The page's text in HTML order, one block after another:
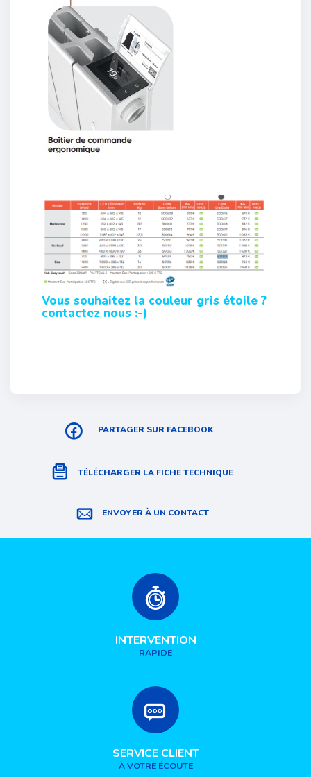
Vous souhaitez la couleur gris étoile ?
contactez nous :-)
PARTAGER SUR FACEBOOK
TÉLÉCHARGER LA FICHE TECHNIQUE
ENVOYER À UN CONTACT
INTERVENTION
RAPIDE
SERVICE CLIENT
À VOTRE ÉCOUTE